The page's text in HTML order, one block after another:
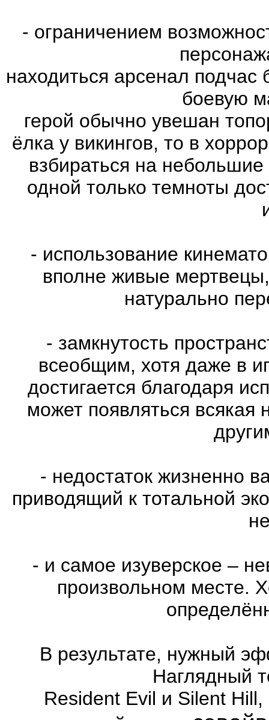
- ограничением
находиться арсенал
боевую
герой обычно увешан
ёлка у викингов, то в
взбираться на
одной только темноты
- использование
вполне живые
натурально
- замкнутость
всеобщим, хотя даже в
достигается благодаря
может появляться всякая
- недостаток жизненно
приводящий к тотальной
- и самое изуверское –
произвольном месте.
В результате, нужный
Наглядный
Resident Evil и Silent